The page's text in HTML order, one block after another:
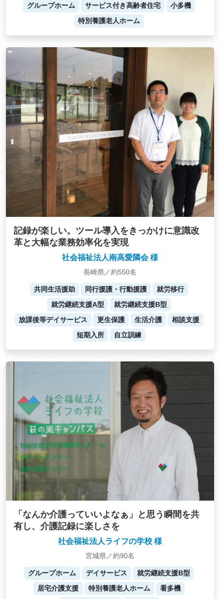
グループホーム サービス付き高齢者住宅
小多機
特別養護老人ホーム
記録が楽しい。ツール導入をきっかけに意識改
革と大幅な業務効率化を実現
社会福祉法人南高愛隣会 様
長崎県／約550名
共同生活援助 同行援護・行動援護
就労移行
就労継続支援A型
就労継続支援B型
放課後等デイサービス
更生保護 生活介護
相談支援
短期入所
自立訓練
「なんか介護っていいよなぁ」と思う瞬間を共
有し、介護記録に楽しさを
社会福祉法人ライフの学校 様
宮城県／約90名
グループホーム デイサービス
就労継続支援B型
居宅介護支援
特別養護老人ホーム 看多機